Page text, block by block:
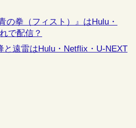
の拳（フィスト）』はHulu・
で配信？
と遠雷はHulu・Netflix・U-NEXT